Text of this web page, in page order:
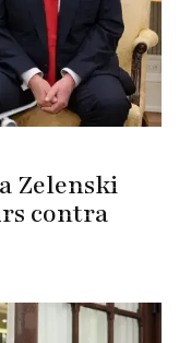
Zelenski
contra